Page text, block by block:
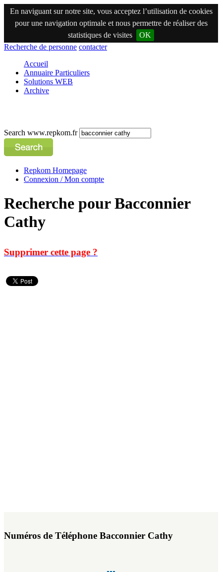
En naviguant sur notre site, vous acceptez l’utilisation de cookies
pour une navigation optimale et nous permettre de réaliser des
statistiques de visites
OK
Recherche de personne contacter
Accueil
Annuaire Particuliers
Solutions WEB
Archive
Search www.repkom.fr
Repkom Homepage
Connexion / Mon compte
Recherche pour Bacconnier
Cathy
Supprimer cette page ?
Numéros de Téléphone Bacconnier Cathy